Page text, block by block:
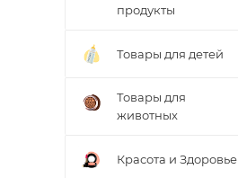
продукты
Товары для детей
Товары для
животных
Красота и Здоровье